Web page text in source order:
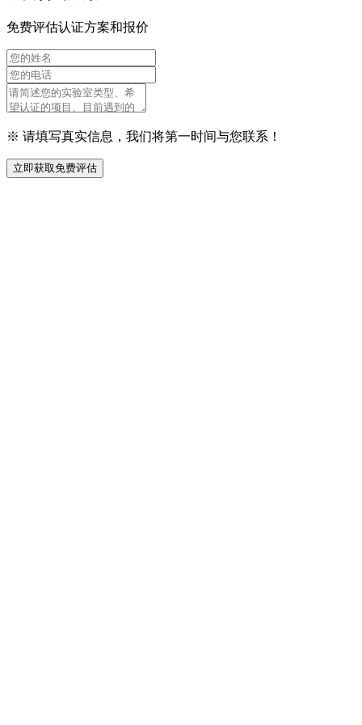
免费评估认证方案和报价
※ 请填写真实信息，我们将第一时间与您联系！
立即获取免费评估